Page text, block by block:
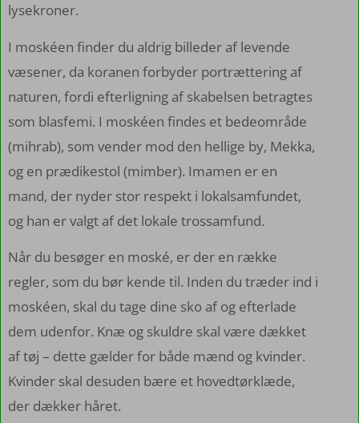
lysekroner.
I moskéen finder du aldrig billeder af levende
væsener, da koranen forbyder portrættering af
naturen, fordi efterligning af skabelsen betragtes
som blasfemi. I moskéen findes et bedeområde
(mihrab), som vender mod den hellige by, Mekka,
og en prædikestol (mimber). Imamen er en
mand, der nyder stor respekt i lokalsamfundet,
og han er valgt af det lokale trossamfund.
Når du besøger en moské, er der en række
regler, som du bør kende til. Inden du træder ind i
moskéen, skal du tage dine sko af og efterlade
dem udenfor. Knæ og skuldre skal være dækket
af tøj – dette gælder for både mænd og kvinder.
Kvinder skal desuden bære et hovedtørklæde,
der dækker håret.